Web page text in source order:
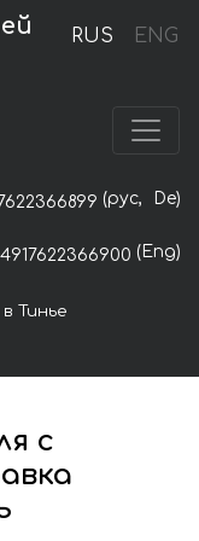
RUS ENG
(рус, De)
(Eng)
Тинье
с